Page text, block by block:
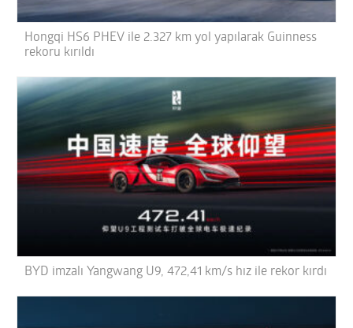
Hongqi HS6 PHEV ile 2.327 km yol yapılarak Guinness
rekoru kırıldı
BYD imzalı Yangwang U9, 472,41 km/s hız ile rekor kırdı